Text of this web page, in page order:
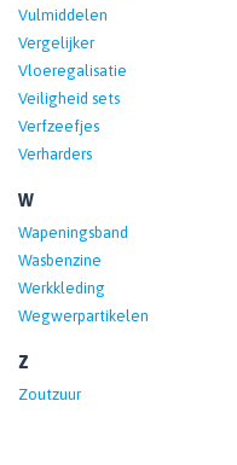
Vulmiddelen
Vergelijker
Vloeregalisatie
Veiligheid sets
Verfzeefjes
Verharders
W
Wapeningsband
Wasbenzine
Werkkleding
Wegwerpartikelen
Z
Zoutzuur